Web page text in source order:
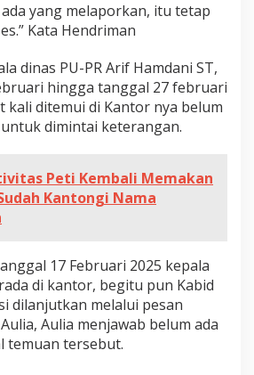
yang melaporkan, itu tetap
Kata Hendriman
dinas PU-PR Arif Hamdani ST,
hingga tanggal 27 februari
kali ditemui di Kantor nya belum
dimintai keterangan.
Peti Kembali Memakan
Kantongi Nama
17 Februari 2025 kepala
di kantor, begitu pun Kabid
dilanjutkan melalui pesan
Aulia menjawab belum ada
temuan tersebut.